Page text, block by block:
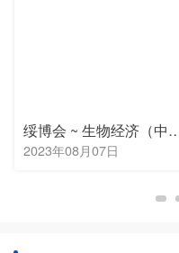
绥博会 ~ 生物经济（中医药）对接会
2023年08月07日